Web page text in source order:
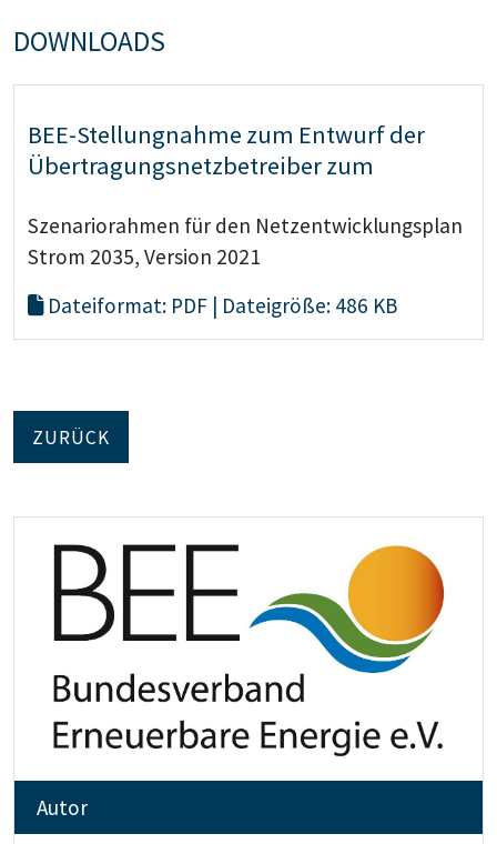
DOWNLOADS
BEE-Stellungnahme zum Entwurf der
Übertragungsnetzbetreiber zum
Szenariorahmen für den Netzentwicklungsplan
Strom 2035, Version 2021
Dateiformat: PDF | Dateigröße: 486 KB
ZURÜCK
Autor